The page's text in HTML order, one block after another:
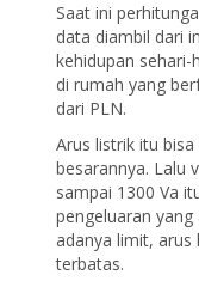
Saat ini
data diambil dari
kehidupan
di rumah yang
dari PLN.
Arus listrik itu
besarannya. Lalu
sampai 1300 Va
pengeluaran yang
adanya limit,
terbatas.